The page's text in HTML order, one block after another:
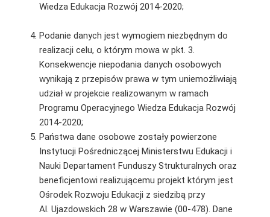
Wiedza Edukacja Rozwój 2014-2020;
Podanie danych jest wymogiem niezbędnym do
realizacji celu, o którym mowa w pkt. 3.
Konsekwencje niepodania danych osobowych
wynikają z przepisów prawa w tym uniemożliwiają
udział w projekcie realizowanym w ramach
Programu Operacyjnego Wiedza Edukacja Rozwój
2014-2020;
Państwa dane osobowe zostały powierzone
Instytucji Pośredniczącej Ministerstwu Edukacji i
Nauki Departament Funduszy Strukturalnych oraz
beneficjentowi realizującemu projekt którym jest
Ośrodek Rozwoju Edukacji z siedzibą przy
Al. Ujazdowskich 28 w Warszawie (00-478). Dane